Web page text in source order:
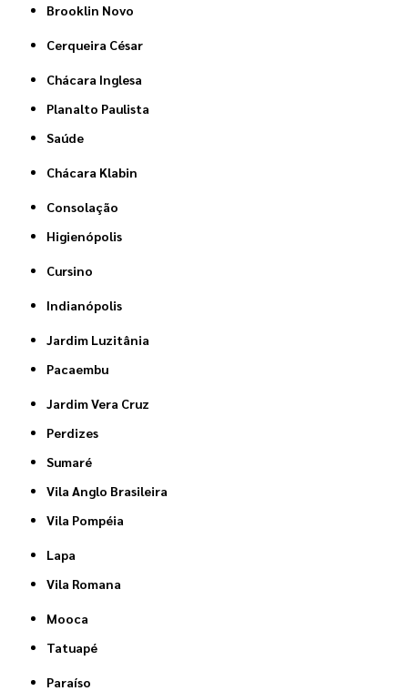
Brooklin Novo
Cerqueira César
Chácara Inglesa
Planalto Paulista
Saúde
Chácara Klabin
Consolação
Higienópolis
Cursino
Indianópolis
Jardim Luzitânia
Pacaembu
Jardim Vera Cruz
Perdizes
Sumaré
Vila Anglo Brasileira
Vila Pompéia
Lapa
Vila Romana
Mooca
Tatuapé
Paraíso